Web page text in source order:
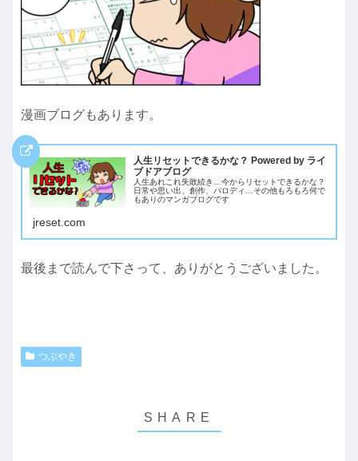
漫画ブログもあります。
人生リセットできるかな？ Powered by ライ
ブドアブログ
人生あれこれ失敗続き…今からリセットできるかな？
日常や思い出、創作、パロディ…その他もろもろ何で
もありのマンガブログです
jreset.com
最後まで読んで下さって、ありがとうございました。
つぶやき